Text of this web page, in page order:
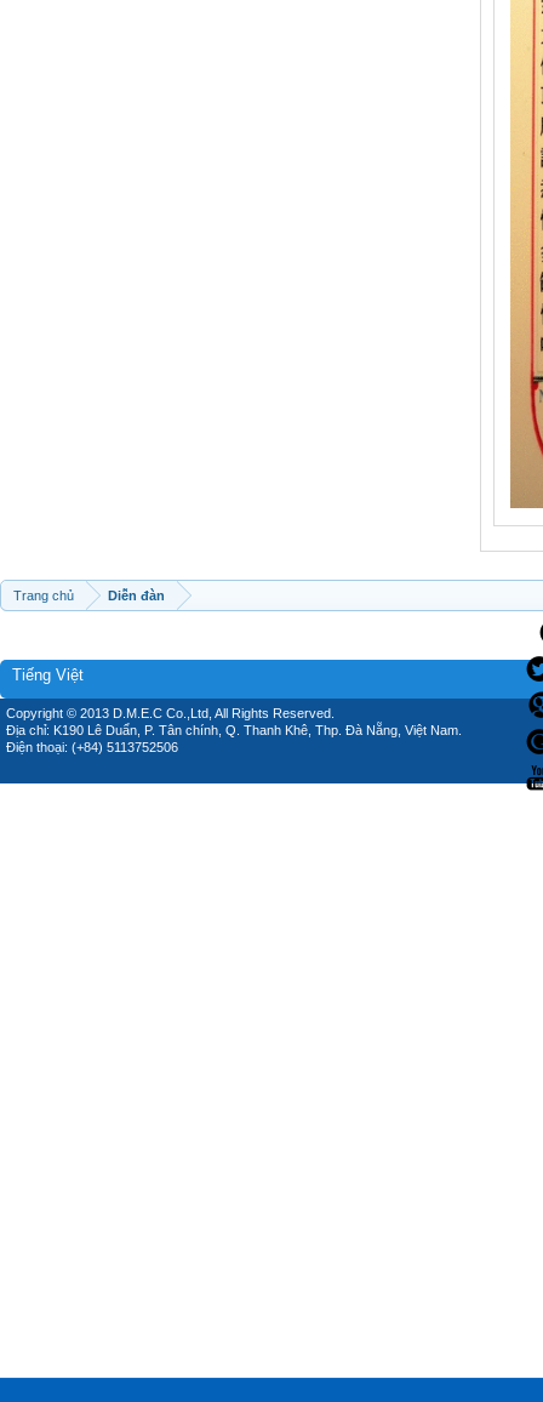
Trang chủ Diễn đàn
Tiếng Việt
Copyright © 2013 D.M.E.C Co.,Ltd, All Rights Reserved.
Địa chỉ: K190 Lê Duẩn, P. Tân chính, Q. Thanh Khê, Thp. Đà Nẵng, Việt Nam.
Điện thoại: (+84) 5113752506